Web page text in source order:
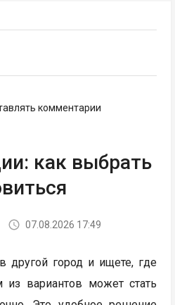
комментарии
как выбрать
07.08.2026 17:49
другой город и ищете, где
из вариантов может стать